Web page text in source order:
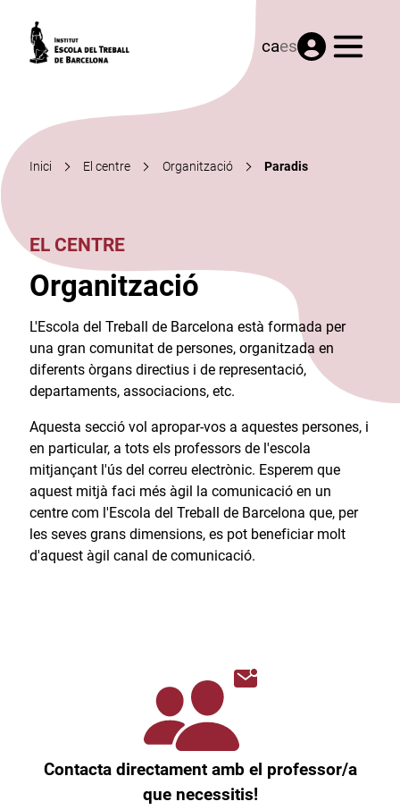
caes Menú
Inici El centre Organització Paradis
EL CENTRE
Organització
L'Escola del Treball de Barcelona està formada per
una gran comunitat de persones, organitzada en
diferents òrgans directius i de representació,
departaments, associacions, etc.​
Aquesta secció vol apropar-vos a aquestes persones, i
en particular, a tots els professors de l'escola
mitjançant l'ús del correu electrònic. Esperem que
aquest mitjà faci més àgil la comunicació en un
centre com l'Escola del Treball de Barcelona que, per
les seves grans dimensions, es pot beneficiar molt
d'aquest àgil canal de comunicació.​
Contacta directament amb el professor/a
que necessitis!